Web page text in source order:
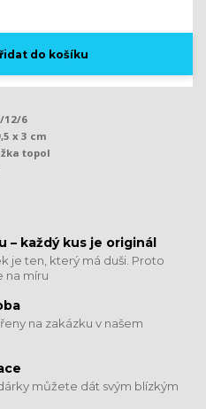
do košíku
12/6
x 3 cm
topol
– každý kus je originál
je ten, který má duši. Proto
na míru
na zakázku v našem
můžete dát svým blízkým